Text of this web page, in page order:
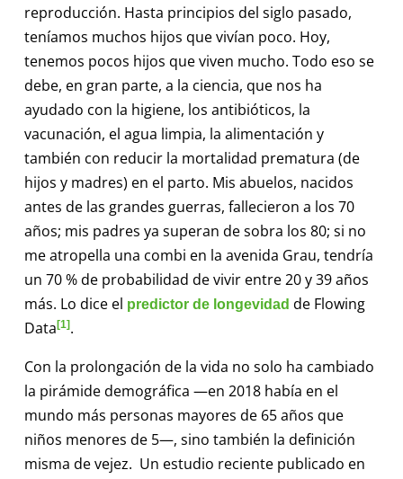
reproducción. Hasta principios del siglo pasado,
teníamos muchos hijos que vivían poco. Hoy,
tenemos pocos hijos que viven mucho. Todo eso se
debe, en gran parte, a la ciencia, que nos ha
ayudado con la higiene, los antibióticos, la
vacunación, el agua limpia, la alimentación y
también con reducir la mortalidad prematura (de
hijos y madres) en el parto. Mis abuelos, nacidos
antes de las grandes guerras, fallecieron a los 70
años; mis padres ya superan de sobra los 80; si no
me atropella una combi en la avenida Grau, tendría
un 70 % de probabilidad de vivir entre 20 y 39 años
más. Lo dice el predictor de longevidad de Flowing
Data[1].
Con la prolongación de la vida no solo ha cambiado
la pirámide demográfica —en 2018 había en el
mundo más personas mayores de 65 años que
niños menores de 5—, sino también la definición
misma de vejez. Un estudio reciente publicado en